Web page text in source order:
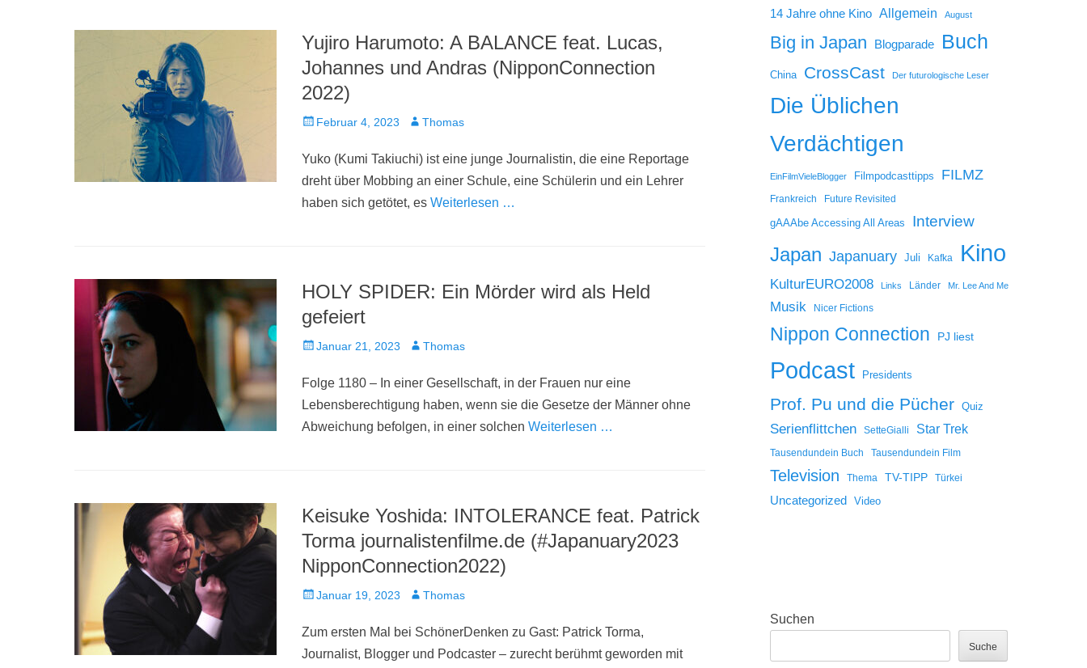
Yujiro Harumoto: A BALANCE feat. Lucas,
Johannes und Andras (NipponConnection
2022)
Veröffentlicht
Februar 4, 2023 AutorThomas
Yuko (Kumi Takiuchi) ist eine junge Journalistin, die eine Reportage
dreht über Mobbing an einer Schule, eine Schülerin und ein Lehrer
haben sich getötet, es Weiterlesen …
HOLY SPIDER: Ein Mörder wird als Held
gefeiert
Veröffentlicht
Januar 21, 2023 AutorThomas
Folge 1180 – In einer Gesellschaft, in der Frauen nur eine
Lebensberechtigung haben, wenn sie die Gesetze der Männer ohne
Abweichung befolgen, in einer solchen Weiterlesen …
Keisuke Yoshida: INTOLERANCE feat. Patrick
Torma journalistenfilme.de (#Japanuary2023
NipponConnection2022)
Veröffentlicht
Januar 19, 2023 AutorThomas
Zum ersten Mal bei SchönerDenken zu Gast: Patrick Torma,
Journalist, Blogger und Podcaster – zurecht berühmt geworden mit
14 Jahre ohne Kino Allgemein August
Big in Japan Blogparade Buch
China CrossCast Der futurologische Leser
Die Üblichen
Verdächtigen
EinFilmVieleBlogger Filmpodcasttipps FILMZ
Frankreich Future Revisited
gAAAbe Accessing All Areas Interview
Japan Japanuary Juli Kafka Kino
KulturEURO2008 Links Länder Mr. Lee And Me
Musik Nicer Fictions
Nippon Connection PJ liest
Podcast Presidents
Prof. Pu und die Pücher Quiz
Serienflittchen SetteGialli Star Trek
Tausendundein Buch Tausendundein Film
Television Thema TV-TIPP Türkei
Uncategorized Video
Suchen
Suche